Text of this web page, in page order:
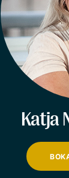
Katja